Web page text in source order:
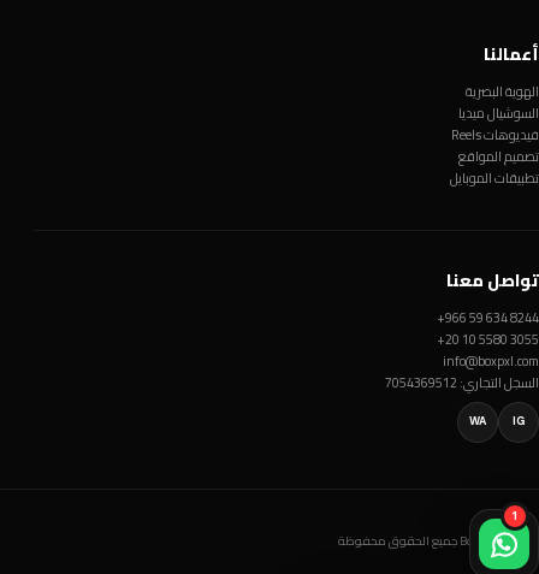
1
أعمالنا
الهوية البصرية
السوشيال ميديا
فيديوهات Reels
تصميم المواقع
تطبيقات الموبايل
تواصل معنا
+966 59 634 8244
+20 10 5580 3055
info@boxpxl.com
السجل التجاري: 7054369512
IG
WA